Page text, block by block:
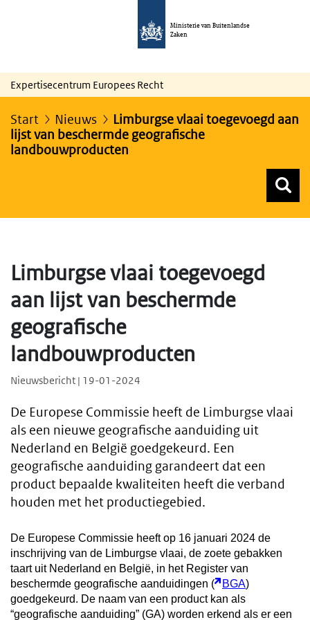
Ministerie van Buitenlandse
Zaken
Expertisecentrum Europees Recht
Start Nieuws
Limburgse vlaai toegevoegd aan
lijst van beschermde geografische
landbouwproducten
Limburgse vlaai toegevoegd
aan lijst van beschermde
geografische
landbouwproducten
Nieuwsbericht | 19-01-2024
De Europese Commissie heeft de Limburgse vlaai
als een nieuwe geografische aanduiding uit
Nederland en België goedgekeurd. Een
geografische aanduiding garandeert dat een
product bepaalde kwaliteiten heeft die verband
houden met het productiegebied.
De Europese Commissie heeft op 16 januari 2024 de
inschrijving van de Limburgse vlaai, de zoete gebakken
taart uit Nederland en België, in het Register van
beschermde geografische aanduidingen (
BGA)
goedgekeurd. De naam van een product kan als
“geografische aanduiding” (GA) worden erkend als er een